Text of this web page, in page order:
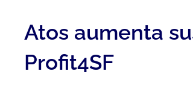
Atos aumenta
Profit4SF